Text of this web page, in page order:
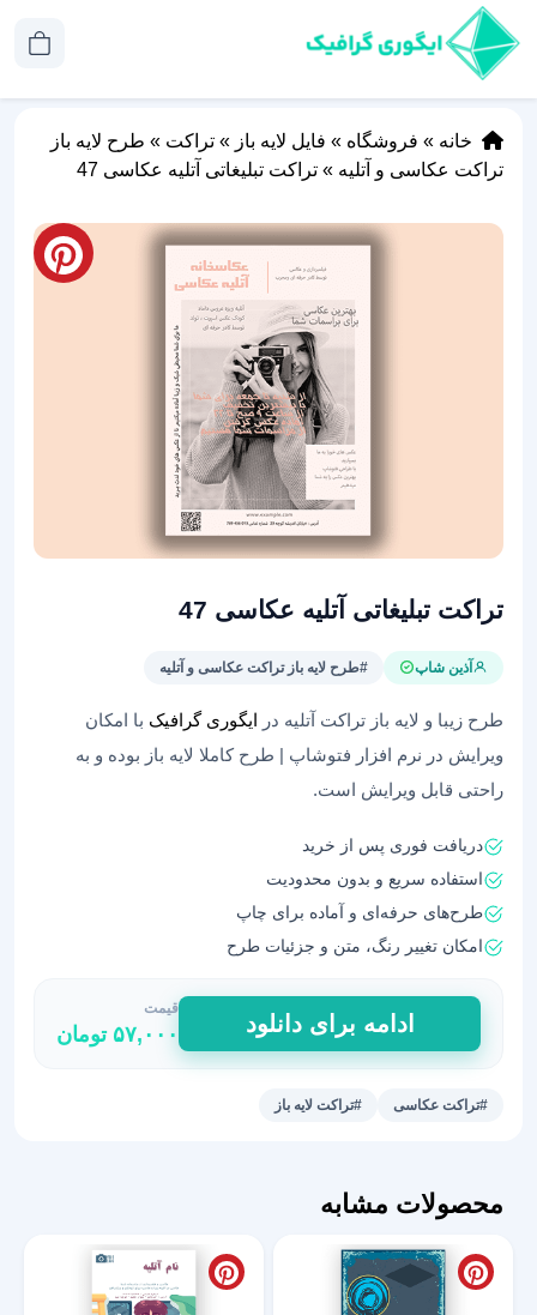
خانه » فروشگاه » فایل لایه باز » تراکت » طرح لایه باز
تراکت عکاسی و آتلیه » تراکت تبلیغاتی آتلیه عکاسی 47
تراکت تبلیغاتی آتلیه عکاسی 47
آذین شاپ #طرح لایه باز تراکت عکاسی و آتلیه
طرح زیبا و لایه باز تراکت آتلیه در ایگوری گرافیک با امکان
ویرایش در نرم افزار فتوشاپ | طرح کاملا لایه باز بوده و به
راحتی قابل ویرایش است.
دریافت فوری پس از خرید
استفاده سریع و بدون محدودیت
طرح‌های حرفه‌ای و آماده برای چاپ
امکان تغییر رنگ، متن و جزئیات طرح
تراکت
تبلیغاتی
آتلیه
عکاسی
ادامه برای دانلود
قیمت
۵۷,۰۰۰ تومان
#تراکت عکاسی #تراکت لایه باز
محصولات مشابه